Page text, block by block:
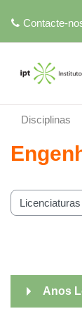
Contacte-
Disciplinas
de disciplinas
Anos